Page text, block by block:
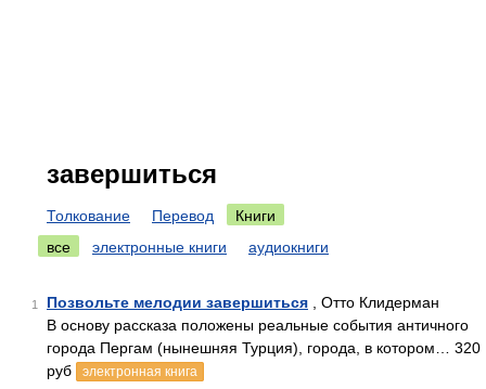
завершиться
Толкование Перевод
Книги
все
электронные книги аудиокниги
1 Позвольте мелодии завершиться , Отто Клидерман
В основу рассказа положены реальные события античного
города Пергам (нынешняя Турция), города, в котором… 320
руб
электронная книга